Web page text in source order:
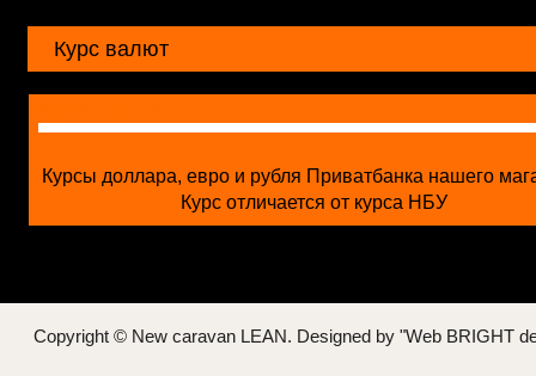
Курс валют
Курсы доллара, евро и рубля Приватбанка нашего
Курс отличается от курса НБУ
Copyright © New caravan LEAN. Designed by "Web BRIGHT